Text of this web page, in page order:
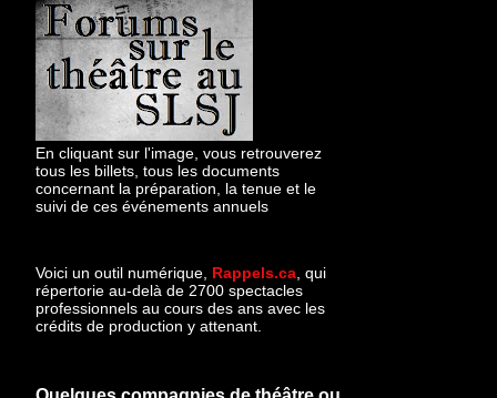
En cliquant sur l'image, vous retrouverez
tous les billets, tous les documents
concernant la préparation, la tenue et le
suivi de ces événements annuels
Voici un outil numérique, Rappels.ca , qui
répertorie au-delà de 2700 spectacles
professionnels au cours des ans avec les
crédits de production y attenant.